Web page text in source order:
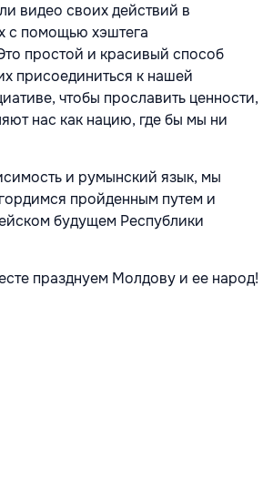
видео своих действий в
с помощью хэштега
простой и красивый способ
присоединиться к нашей
чтобы прославить ценности,
нас как нацию, где бы мы ни
и румынский язык, мы
пройденным путем и
будущем Республики
празднуем Молдову и ее народ!